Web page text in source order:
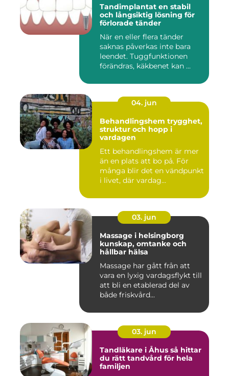
Tandimplantat en stabil
och långsiktig lösning för
förlorade tänder
När en eller flera tänder
saknas påverkas inte bara
leendet. Tuggfunktionen
förändras, käkbenet kan ...
04. jun
Behandlingshem trygghet,
struktur och hopp i
vardagen
Ett behandlingshem är mer
än en plats att bo på. För
många blir det en vändpunkt
i livet, där vardag...
03. jun
Massage i helsingborg
kunskap, omtanke och
hållbar hälsa
Massage har gått från att
vara en lyxig vardagsflykt till
att bli en etablerad del av
både friskvård...
03. jun
Tandläkare i Åhus så hittar
du rätt tandvård för hela
familjen